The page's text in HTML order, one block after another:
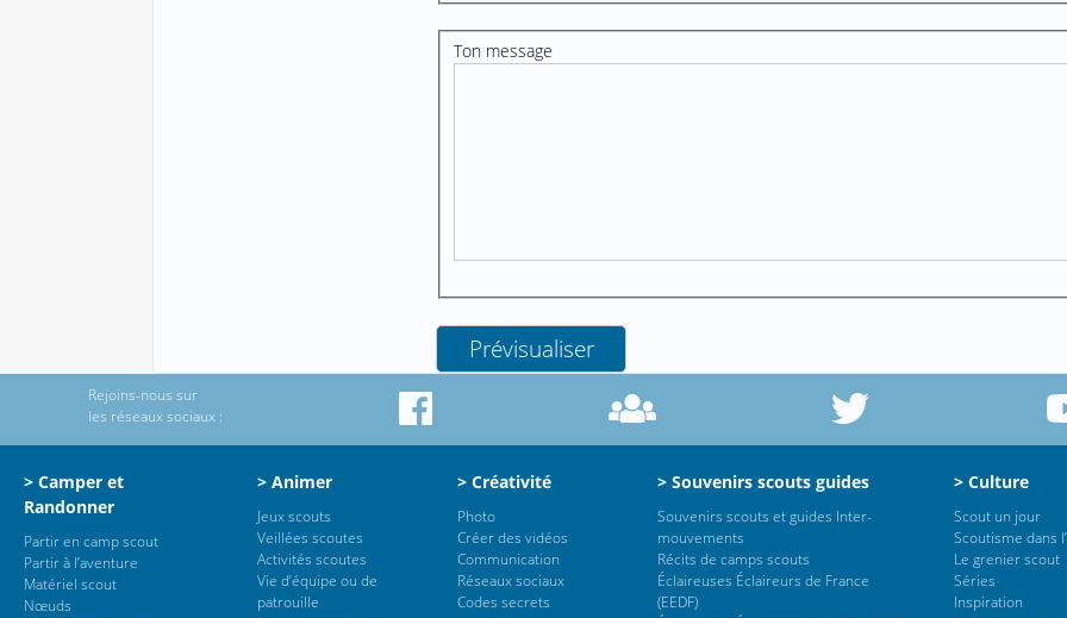
Ton message
Rejoins-nous sur
les réseaux sociaux :
> Camper et
Randonner
Partir en camp scout
Partir à l’aventure
Matériel scout
Nœuds
> Animer
Jeux scouts
Veillées scoutes
Activités scoutes
Vie d’équipe ou de
patrouille
> Créativité
Photo
Créer des vidéos
Communication
Réseaux sociaux
Codes secrets
> Souvenirs scouts guides
Souvenirs scouts et guides Inter-
mouvements
Récits de camps scouts
Éclaireuses Éclaireurs de France
(EEDF)
> Culture
Scout un jour
Scoutisme dans
Le grenier scout
Séries
Inspiration